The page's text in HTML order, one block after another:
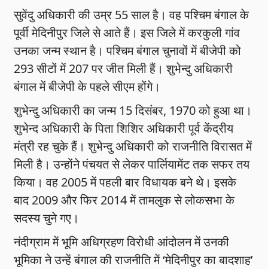
सुवेंदु अधिकारी की उम्र 55 साल है। वह पश्चिम बंगाल के
पूर्वी मेदिनीपुर जिले से आते हैं। इस जिले में करकुली गांव
उनका जन्म स्थान है। पश्चिम बंगाल चुनावों में बीजेपी को
293 सीटों में 207 पर जीत मिली हैं। शुभेन्दु अधिकारी
बंगाल में बीजेपी के पहले सीएम होंगे।
शुभेन्दु अधिकारी का जन्म 15 दिसंबर, 1970 को हुआ था।
शुभेन्द अधिकारी के पिता शिशिर अधिकारी पूर्व केंद्रीय
मंत्री रह चुके हैं। शुभेन्दु अधिकारी को राजनीति विरासत में
मिली है। उन्होंने पंचयत से लेकर पार्लियामेंट तक सफर तय
किया। वह 2005 में पहली बार विधायक बने थे। इसके
बाद 2009 और फिर 2014 में तामलुक से लोकसभा के
सदस्य चुने गए।
नंदीग्राम में भूमि अधिग्रहण विरोधी आंदोलन में उनकी
भूमिका ने उन्हें बंगाल की राजनीति में ‘मेदिनीपुर का बादशाह’